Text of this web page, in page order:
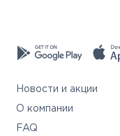
Новости и акции
О компании
FAQ